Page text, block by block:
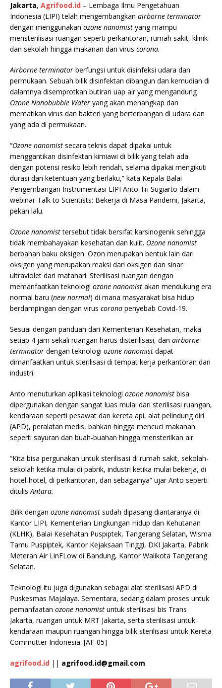
Jakarta, Agrifood.id – Lembaga Ilmu Pengetahuan
Indonesia (LIPI) telah mengembangkan airborne terminator
dengan menggunakan ozone nanomist yang mampu
mensterilisasi ruangan seperti perkantoran, rumah sakit, klinik
dan sekolah hingga makanan dari virus corona.
Airborne terminator berfungsi untuk disinfeksi udara dan
permukaan. Sebuah bilik disinfektan dibangun dan kemudian di
dalamnya disemprotkan butiran uap air yang mengandung
Ozone Nanobubble Water yang akan menangkap dan
mematikan virus dan bakteri yang berterbangan di udara dan
yang ada di permukaan.
“Ozone nanomist secara teknis dapat dipakai untuk
menggantikan disinfektan kimiawi di bilik yang telah ada
dengan potensi resiko lebih rendah, selama dipakai mengikuti
durasi dan ketentuan yang berlaku,” kata Kepala Balai
Pengembangan Instrumentasi LIPI Anto Tri Sugiarto dalam
webinar Talk to Scientists: Bekerja di Masa Pandemi, Jakarta,
pekan lalu.
Ozone nanomisttersebut tidak bersifat karsinogenik sehingga
tidak membahayakan kesehatan dan kulit. Ozone nanomist
berbahan baku oksigen. Ozon merupakan bentuk lain dari
oksigen yang merupakan reaksi dari oksigen dan sinar
ultraviolet dari matahari. Sterilisasi ruangan dengan
memanfaatkan teknologi ozone nanomist akan mendukung era
normal baru (new normal) di mana masyarakat bisa hidup
berdampingan dengan virus corona penyebab Covid-19.
Sesuai dengan panduan dari Kementerian Kesehatan, maka
setiap 4 jam sekali ruangan harus disterilisasi, dan airborne
terminator dengan teknologi ozone nanomist dapat
dimanfaatkan untuk sterilisasi di tempat kerja perkantoran dan
industri.
Anto menuturkan aplikasi teknologi ozone nanomist bisa
dipergunakan dengan sangat luas mulai dari sterilisasi ruangan,
kendaraan seperti pesawat dan kereta api, alat pelindung diri
(APD), peralatan medis, bahkan hingga mencuci makanan
seperti sayuran dan buah-buahan hingga mensterilkan air.
“Kita bisa pergunakan untuk sterilisasi di rumah sakit, sekolah-
sekolah ketika mulai di pabrik, industri ketika mulai bekerja, di
hotel-hotel, di perkantoran, dan sebagainya” ujar Anto seperti
ditulisAntara.
Bilik dengan ozone nanomist sudah dipasang diantaranya di
Kantor LIPI, Kementerian Lingkungan Hidup dan Kehutanan
(KLHK), Balai Kesehatan Puspiptek, Tangerang Selatan, Wisma
Tamu Puspiptek, Kantor Kejaksaan Tinggi, DKI Jakarta, Pabrik
Meteran Air LinFLow di Bandung, Kantor Walikota Tangerang
Selatan.
Teknologi itu juga digunakan sebagai alat sterilisasi APD di
Puskesmas Majalaya. Sementara, sedang dalam proses untuk
pemanfaatan ozone nanomist untuk sterilisasi bis Trans
Jakarta, ruangan untuk MRT Jakarta, serta sterilisasi untuk
kendaraan maupun ruangan hingga bilik sterilisasi untuk Kereta
Commutter Indonesia. [AF-05]
agrifood.id || agrifood.id@gmail.com